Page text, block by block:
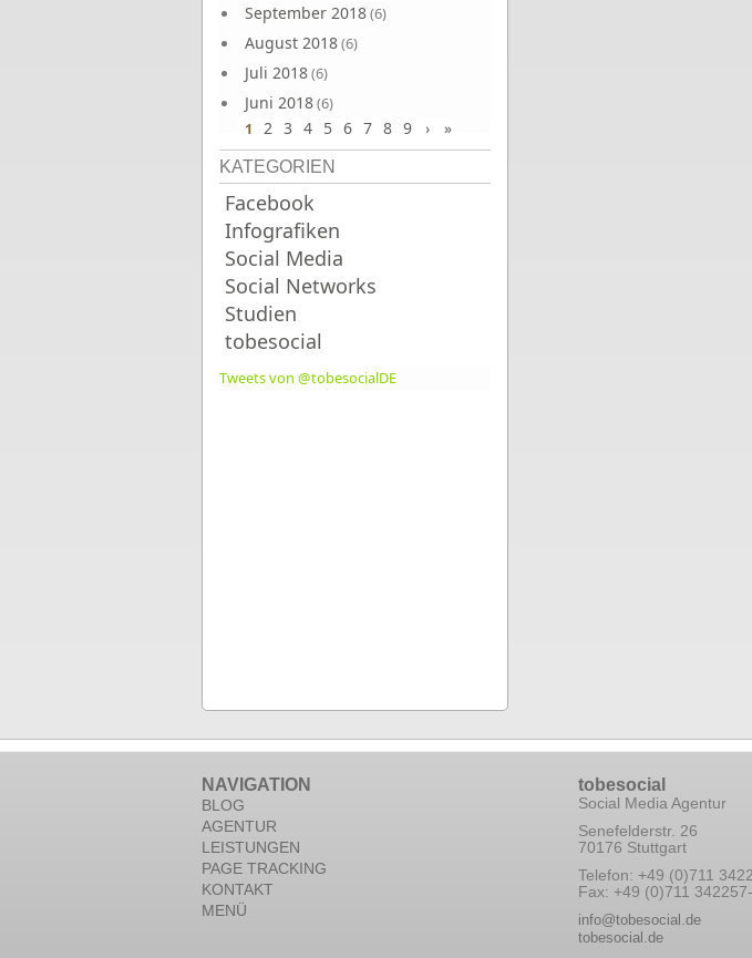
September 2018(6)
August 2018(6)
Juli 2018(6)
Juni 2018(6)
1 2 3 4 5 6 7 8 9 › »
KATEGORIEN
Facebook
Infografiken
Social Media
Social Networks
Studien
tobesocial
Tweets von @tobesocialDE
NAVIGATION
BLOG
AGENTUR
LEISTUNGEN
PAGE TRACKING
KONTAKT
MENÜ
tobesocial
Social Media Agentur
Senefelderstr. 26
70176 Stuttgart
Telefon: +49 (0)711
Fax: +49 (0)711
info@tobesocial.de
tobesocial.de